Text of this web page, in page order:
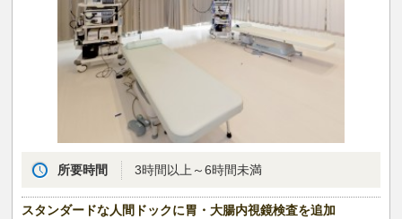
所要時間 3時間以上～6時間未満
スタンダードな人間ドックに胃・大腸内視鏡検査を追加